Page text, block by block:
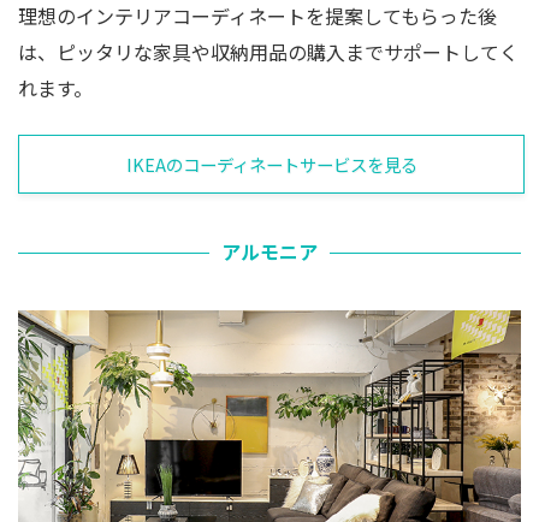
理想のインテリアコーディネートを提案してもらった後
は、ピッタリな家具や収納用品の購入までサポートしてく
れます。
IKEAのコーディネートサービスを見る
アルモニア